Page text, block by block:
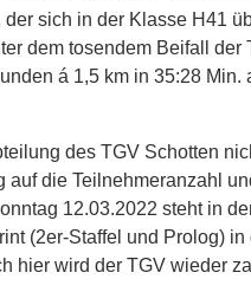
sich in der Klasse H41
dem tosendem Beifall der
á 1,5 km in 35:28 Min.
des TGV Schotten
auf die Teilnehmeranzahl
12.03.2022 steht in
(2er-Staffel und Prolog) in
hier wird der TGV wieder